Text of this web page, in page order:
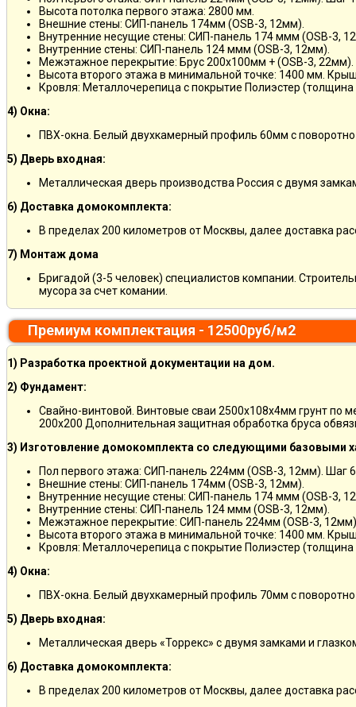
Высота потолка первого этажа: 2800 мм.
Внешние стены: СИП-панель 174мм (OSB-3, 12мм).
Внутренние несущие стены: СИП-панель 174 ммм (OSB-3,
Внутренние стены: СИП-панель 124 ммм (OSB-3, 12мм).
Межэтажное перекрытие: Брус 200х100мм + (OSB-3, 22мм).
Высота второго этажа в минимальной точке: 1400 мм.
Кровля: Металлочерепица с покрытие Полиэстер
4) Окна:
ПВХ-окна. Белый двухкамерный профиль 60мм с
5) Дверь входная:
Металлическая дверь производства Россия с двумя
6) Доставка домокомплекта:
В пределах 200 километров от Москвы, далее доставка
7) Монтаж дома
Бригадой (3-5 человек) специалистов компании.
мусора за счет комании.
Премиум комплектация - 12500руб/м2
1) Разработка проектной документации на дом.
2) Фундамент:
Свайно-винтовой. Винтовые сваи 2500х108х4мм грунт по
200х200 Дополнительная защитная обработка бруса
3) Изготовление домокомплекта со следующими базовыми
Пол первого этажа: СИП-панель 224мм (OSB-3, 12мм). Шаг
Внешние стены: СИП-панель 174мм (OSB-3, 12мм).
Внутренние несущие стены: СИП-панель 174 ммм (OSB-3,
Внутренние стены: СИП-панель 124 ммм (OSB-3, 12мм).
Межэтажное перекрытие: СИП-панель 224мм (OSB-3,
Высота второго этажа в минимальной точке: 1400 мм.
Кровля: Металлочерепица с покрытие Полиэстер
4) Окна:
ПВХ-окна. Белый двухкамерный профиль 70мм с
5) Дверь входная:
Металлическая дверь «Торрекс» с двумя замками и
6) Доставка домокомплекта:
В пределах 200 километров от Москвы, далее доставка